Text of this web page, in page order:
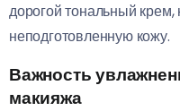
дорогой тональный
неподготовленную кожу.
Важность
макияжа